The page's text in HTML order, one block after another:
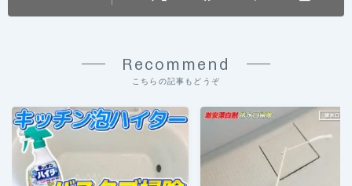
Recommend
こちらの記事もどうぞ